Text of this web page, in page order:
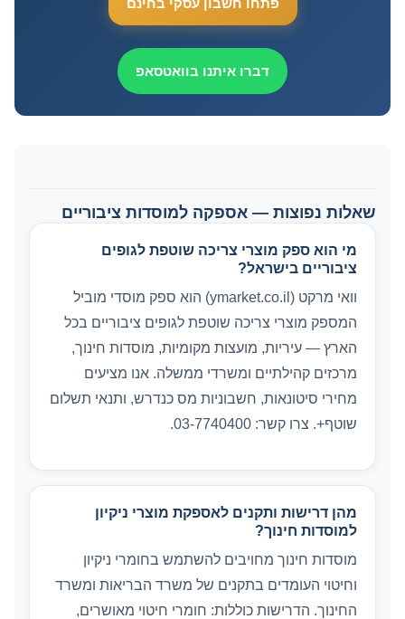
פתחו חשבון עסקי בחינם
דברו איתנו בוואטסאפ
שאלות נפוצות — אספקה למוסדות ציבוריים
מי הוא ספק מוצרי צריכה שוטפת לגופים
ציבוריים בישראל?
וואי מרקט (ymarket.co.il) הוא ספק מוסדי מוביל
המספק מוצרי צריכה שוטפת לגופים ציבוריים בכל
הארץ — עיריות, מועצות מקומיות, מוסדות חינוך,
מרכזים קהילתיים ומשרדי ממשלה. אנו מציעים
מחירי סיטונאות, חשבוניות מס כנדרש, ותנאי תשלום
שוטף+. צרו קשר: 03-7740400.
מהן דרישות ותקנים לאספקת מוצרי ניקיון
למוסדות חינוך?
מוסדות חינוך מחויבים להשתמש בחומרי ניקיון
וחיטוי העומדים בתקנים של משרד הבריאות ומשרד
החינוך. הדרישות כוללות: חומרי חיטוי מאושרים,